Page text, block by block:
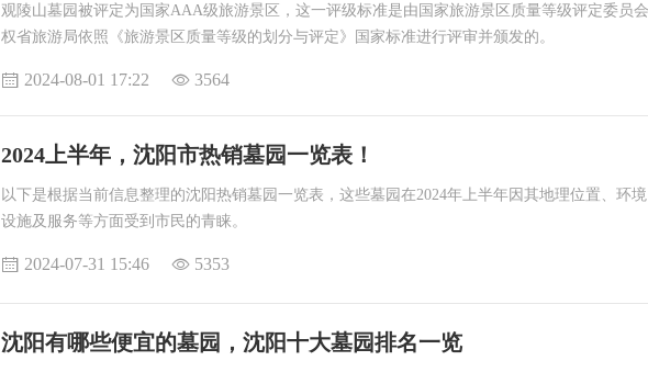
观陵山墓园被评定为国家AAA级旅游景区，这一评级标准是由国家旅游景区质量等级评定委员
权省旅游局依照《旅游景区质量等级的划分与评定》国家标准进行评审并颁发的。
2024-08-01 17:22 3564
2024上半年，沈阳市热销墓园一览表！
以下是根据当前信息整理的沈阳热销墓园一览表，这些墓园在2024年上半年因其地理位置、环境
设施及服务等方面受到市民的青睐。
2024-07-31 15:46 5353
沈阳有哪些便宜的墓园，沈阳十大墓园排名一览